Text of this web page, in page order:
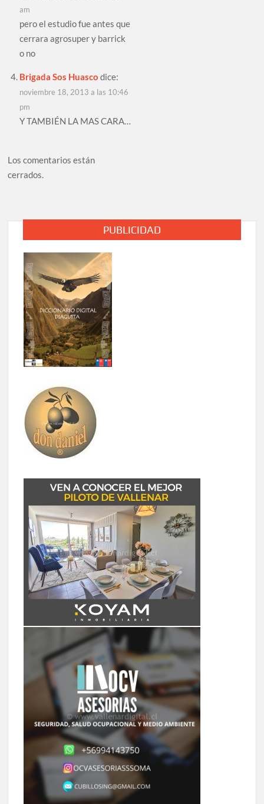
am
pero el estudio fue antes que
cerrara agrosuper y barrick
o no
Brigada Sos Huasco dice:
noviembre 18, 2013 a las 10:46
pm
Y TAMBIÉN LA MAS CARA…
Los comentarios están
cerrados.
PUBLICIDAD